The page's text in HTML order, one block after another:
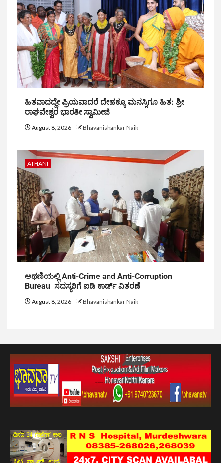
ಹಿತವಾದದ್ದೇ ಪ್ರಿಯವಾದರೆ ದೇಹಕ್ಕೂ ಮನಸ್ಸಿಗೂ ಹಿತ: ಶ್ರೀ
ರಾಘವೇಶ್ವರ ಭಾರತೀ ಸ್ವಾಮೀಜಿ
August 8, 2026 Bhavanishankar Naik
ATHANI
ಅಥಣಿಯಲ್ಲಿ Anti-Crime and Anti-Corruption
Bureau ಸದಸ್ಯರಿಗೆ ಐಡಿ ಕಾರ್ಡ್ ವಿತರಣೆ
August 8, 2026 Bhavanishankar Naik